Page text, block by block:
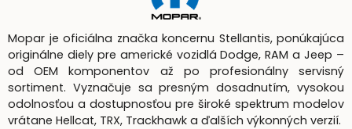
Mopar je oficiálna značka koncernu Stellantis, ponúkajúca
originálne diely pre americké vozidlá Dodge, RAM a Jeep –
od OEM komponentov až po profesionálny servisný
sortiment. Vyznačuje sa presným dosadnutím, vysokou
odolnosťou a dostupnosťou pre široké spektrum modelov
vrátane Hellcat, TRX, Trackhawk a ďalších výkonných verzií.